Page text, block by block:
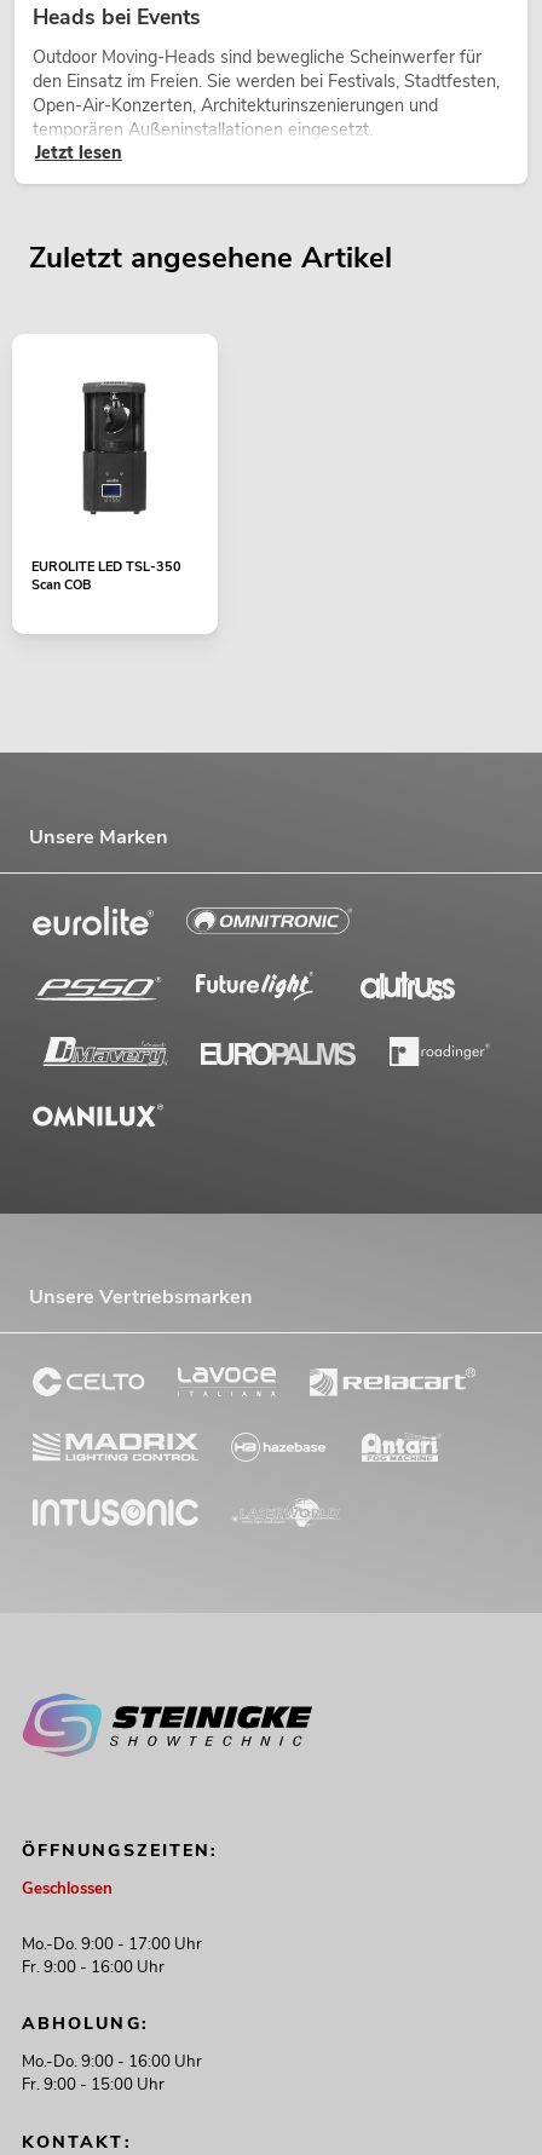
Heads bei Events
Outdoor Moving-Heads sind bewegliche Scheinwerfer für
den Einsatz im Freien. Sie werden bei Festivals, Stadtfesten,
Open-Air-Konzerten, Architekturinszenierungen und
temporären Außeninstallationen eingesetzt.
Jetzt lesen
Zuletzt angesehene Artikel
EUROLITE LED TSL-350
Scan COB
Unsere Marken
Unsere Vertriebsmarken
ÖFFNUNGSZEITEN:
Geschlossen
Mo.-Do. 9:00 - 17:00 Uhr
Fr. 9:00 - 16:00 Uhr
ABHOLUNG:
Mo.-Do. 9:00 - 16:00 Uhr
Fr. 9:00 - 15:00 Uhr
KONTAKT: